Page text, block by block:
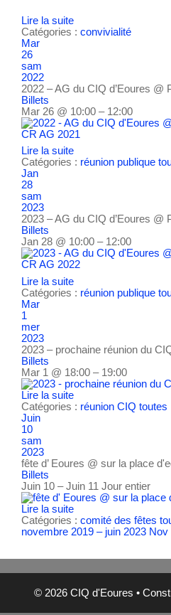
Lire la suite
Catégories : convivialité
Mar
26
sam
2022
2022 – AG du CIQ d’Eoures @
Billets
Mar 26 @ 10:00 – 12:00
CR AG 2021
Lire la suite
Catégories : réunion publique
Jan
28
sam
2023
2023 – AG du CIQ d’Eoures @
Billets
Jan 28 @ 10:00 – 12:00
CR AG 2022
Lire la suite
Catégories : réunion publique
Mar
1
mer
2023
2023 – prochaine réunion du
Billets
Mar 1 @ 18:00 – 19:00
Lire la suite
Catégories : réunion CIQ toutes
Juin
10
sam
2023
fête d’ Eoures @ sur la place
Billets
Juin 10 – Juin 11 Jour entier
Lire la suite
Catégories : comité des fêtes
novembre 2019 – juin 2023 Nov
© 2026 CIQ d'Eoures •